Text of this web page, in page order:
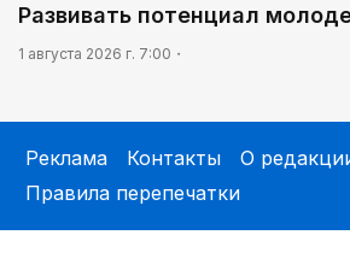
Развивать потенциал
1 августа 2026 г. 7:00
Реклама Контакты
О
Правила перепечатки